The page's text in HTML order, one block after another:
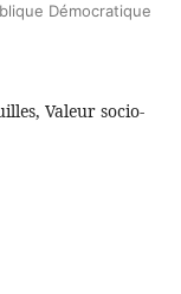
Démocratique
Valeur socio-